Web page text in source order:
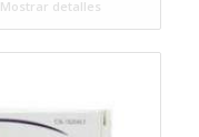
Mostrar detalles